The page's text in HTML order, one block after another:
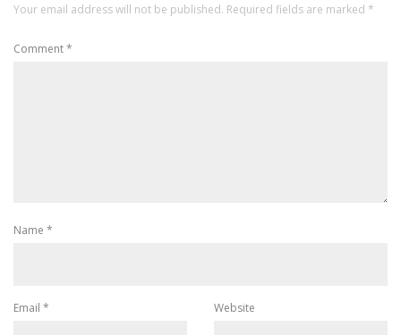
Your email address will not be published. Required fields are marked *
Comment*
Name *
Email * Website